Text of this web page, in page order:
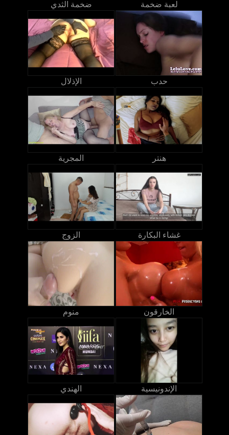
ضخمة الثدي لعبة ضخمة
الإذلال حدب
المجرية هنتر
الزوج غشاء البكارة
منوم الخارقون
الهندي الإندونيسية